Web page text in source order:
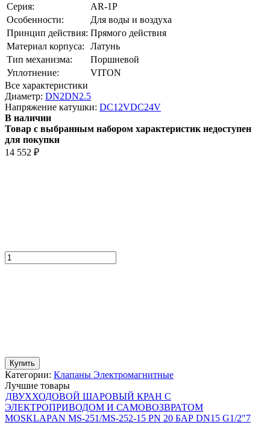
Серия:
AR-1P
Особенности:
Для воды и воздуха
Принцип действия: Прямого действия
Материал корпуса:
Латунь
Тип механизма:
Поршневой
Уплотнение:
VITON
Все характеристики
Диаметр: DN2DN2.5
Напряжение катушки: DC12VDC24V
В наличии
Товар с выбранным набором характеристик недоступен
для покупки
14 552 ₽
Купить
Категории: Клапаны Электромагнитные
Лучшие товары
ДВУХХОДОВОЙ ШАРОВЫЙ КРАН С
ЭЛЕКТРОПРИВОДОМ И САМОВОЗВРАТОМ
MOSKLAPAN MS-251/MS-252-15 PN 20 БАР DN15 G1/2"7